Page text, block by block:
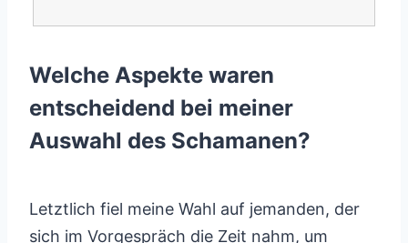
Welche Aspekte waren
entscheidend bei meiner
Auswahl des Schamanen?
Letztlich fiel meine Wahl auf jemanden, der
sich im Vorgespräch die Zeit nahm, um